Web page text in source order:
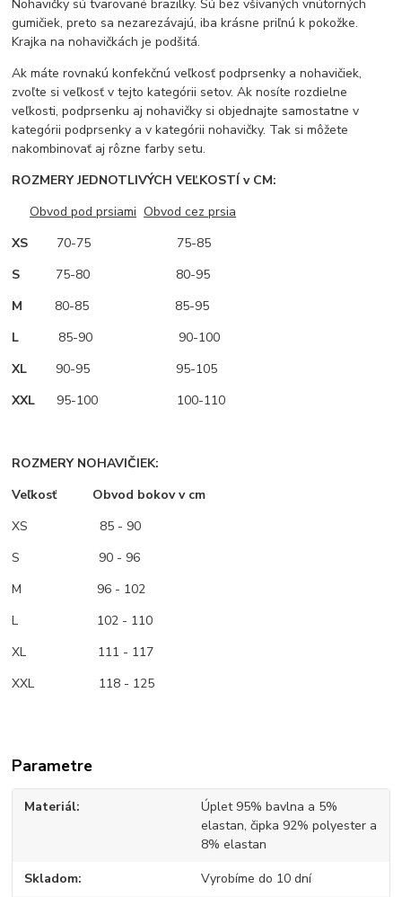
Nohavičky sú tvarované brazilky. Sú bez všívaných vnútorných
gumičiek, preto sa nezarezávajú, iba krásne priľnú k pokožke.
Krajka na nohavičkách je podšitá.
Ak máte rovnakú konfekčnú veľkosť podprsenky a nohavičiek,
zvoľte si veľkosť v tejto kategórii setov. Ak nosíte rozdielne
veľkosti, podprsenku aj nohavičky si objednajte samostatne v
kategórii podprsenky a v kategórii nohavičky. Tak si môžete
nakombinovať aj rôzne farby setu.
ROZMERY JEDNOTLIVÝCH VEĽKOSTÍ v CM:
Obvod pod prsiami Obvod cez prsia
XS 70-75 75-85
S 75-80 80-95
M 80-85 85-95
L 85-90 90-100
XL 90-95 95-105
XXL 95-100 100-110
ROZMERY NOHAVIČIEK:
Veľkosť Obvod bokov v cm
XS
85 - 90
S 90 - 96
M
96 - 102
L 102 - 110
XL 111 - 117
XXL 118 - 125
Parametre
Materiál
Úplet 95% bavlna a 5%
elastan, čipka 92% polyester a
8% elastan
Skladom Vyrobíme do 10 dní